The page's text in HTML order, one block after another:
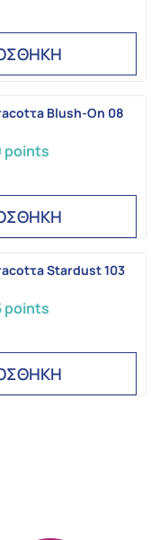
points
Blush-On 08
points
Stardust 103